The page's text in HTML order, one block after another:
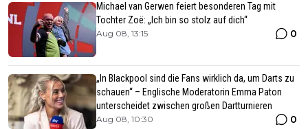
Michael van Gerwen feiert besonderen Tag mit
Tochter Zoë: „Ich bin so stolz auf dich“
Aug 08, 13:15 0
„In Blackpool sind die Fans wirklich da, um Darts zu
schauen“ – Englische Moderatorin Emma Paton
unterscheidet zwischen großen Dartturnieren
Aug 08, 10:30 0